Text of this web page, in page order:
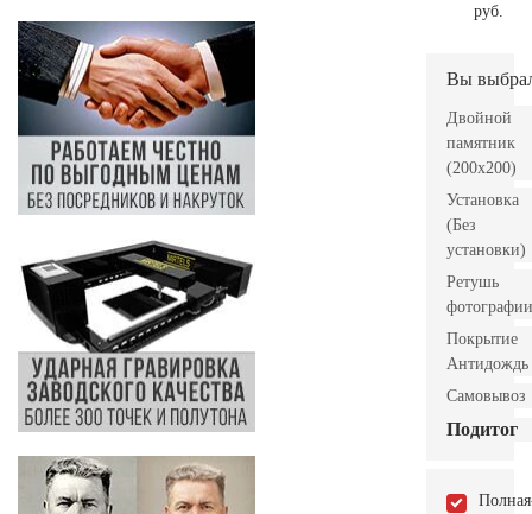
руб.
Вы
Двойной
памятник
(200х200)
Установка
(Без
установки)
Ретушь
фотографии
Покрытие
Антидождь
Самовывоз
Подитог
Полная